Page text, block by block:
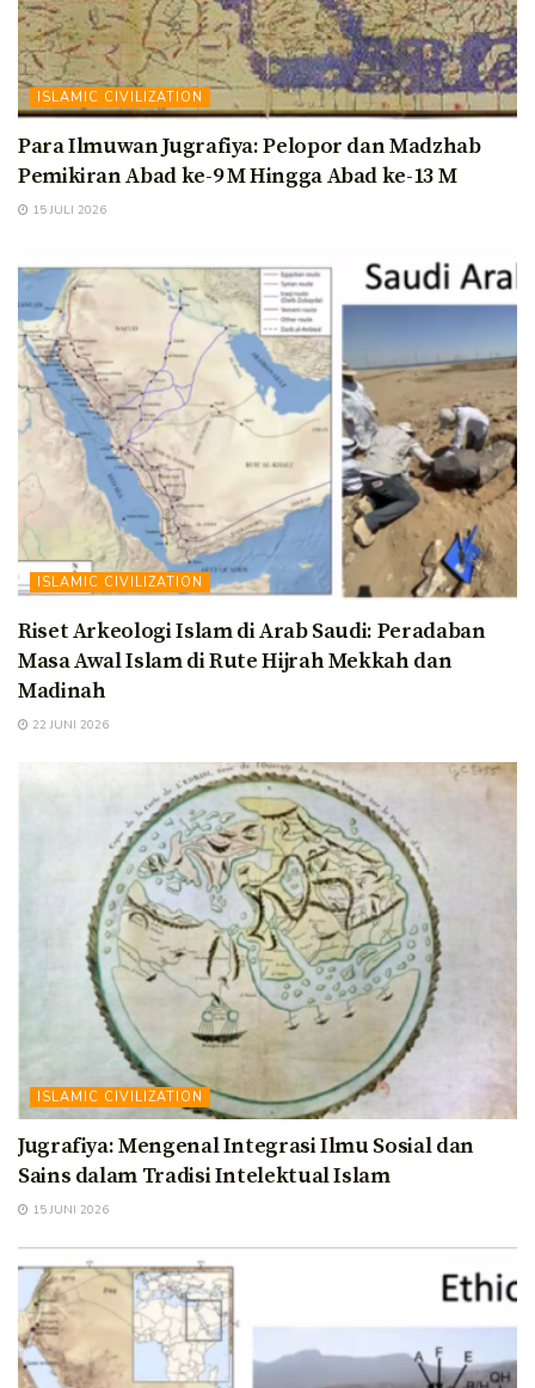
ISLAMIC CIVILIZATION
Para Ilmuwan Jugrafiya: Pelopor dan Madzhab
Pemikiran Abad ke-9 M Hingga Abad ke-13 M
15 JULI 2026
ISLAMIC CIVILIZATION
Riset Arkeologi Islam di Arab Saudi: Peradaban
Masa Awal Islam di Rute Hijrah Mekkah dan
Madinah
22 JUNI 2026
ISLAMIC CIVILIZATION
Jugrafiya: Mengenal Integrasi Ilmu Sosial dan
Sains dalam Tradisi Intelektual Islam
15 JUNI 2026